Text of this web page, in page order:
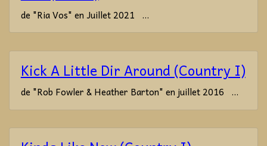
de "Ria Vos" en Juillet 2021 ...
Kick A Little Dir Around (Country I)
de "Rob Fowler & Heather Barton" en juillet 2016 ...